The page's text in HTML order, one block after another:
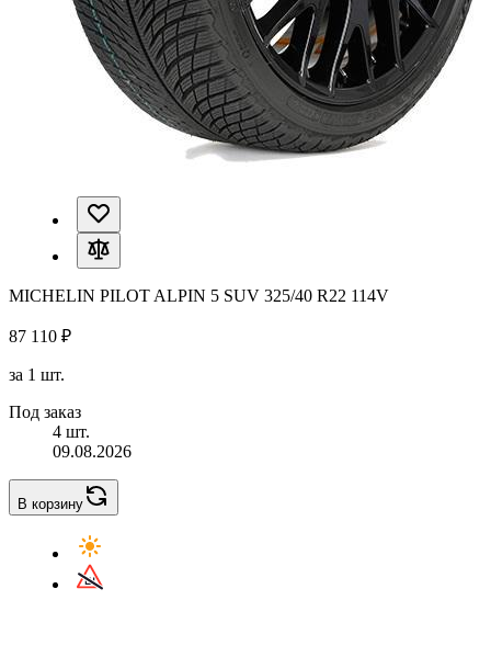
MICHELIN PILOT ALPIN 5 SUV 325/40 R22 114V
87 110 ₽
за 1 шт.
Под заказ
4 шт.
09.08.2026
В корзину